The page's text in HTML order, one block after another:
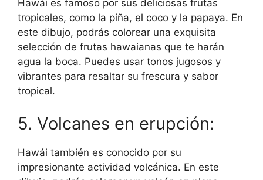
Hawái es famoso por sus deliciosas frutas
tropicales, como la piña, el coco y la papaya. En
este dibujo, podrás colorear una exquisita
selección de frutas hawaianas que te harán
agua la boca. Puedes usar tonos jugosos y
vibrantes para resaltar su frescura y sabor
tropical.
5. Volcanes en erupción:
Hawái también es conocido por su
impresionante actividad volcánica. En este